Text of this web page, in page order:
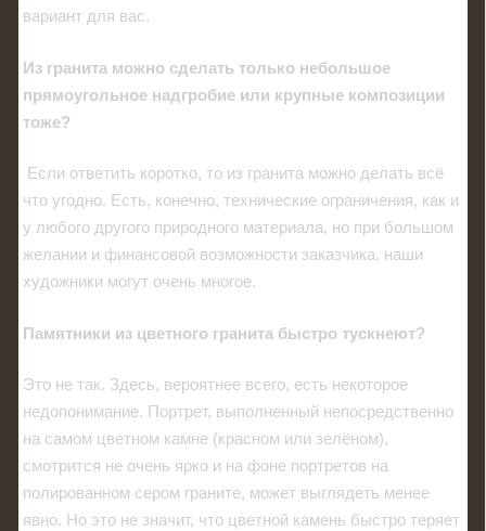
вариант для вас.
Из гранита можно сделать только небольшое
прямоугольное надгробие или крупные композиции
тоже?
Если ответить коротко, то из гранита можно делать всё
что угодно. Есть, конечно, технические ограничения, как и
у любого другого природного материала, но при большом
желании и финансовой возможности заказчика, наши
художники могут очень многое.
Памятники из цветного гранита быстро тускнеют?
Это не так. Здесь, вероятнее всего, есть некоторое
недопонимание. Портрет, выполненный непосредственно
на самом цветном камне (красном или зелёном),
смотрится не очень ярко и на фоне портретов на
полированном сером граните, может выглядеть менее
явно. Но это не значит, что цветной камень быстро теряет